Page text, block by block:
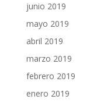
junio 2019
mayo 2019
abril 2019
marzo 2019
febrero 2019
enero 2019